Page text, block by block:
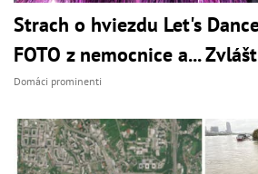
Strach o hviezdu Let's
FOTO z nemocnice a...
Domáci prominenti